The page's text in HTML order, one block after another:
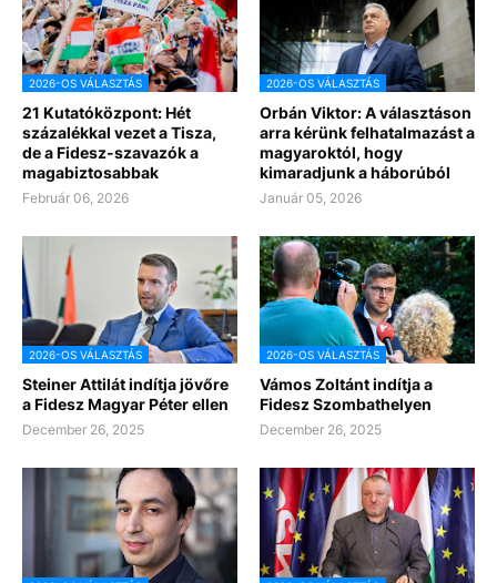
2026-OS VÁLASZTÁS
21 Kutatóközpont: Hét
százalékkal vezet a Tisza,
de a Fidesz-szavazók a
magabiztosabbak
Február 06, 2026
2026-OS VÁLASZTÁS
Orbán Viktor: A választáson
arra kérünk felhatalmazást a
magyaroktól, hogy
kimaradjunk a háborúból
Január 05, 2026
2026-OS VÁLASZTÁS
Steiner Attilát indítja jövőre
a Fidesz Magyar Péter ellen
December 26, 2025
2026-OS VÁLASZTÁS
Vámos Zoltánt indítja a
Fidesz Szombathelyen
December 26, 2025